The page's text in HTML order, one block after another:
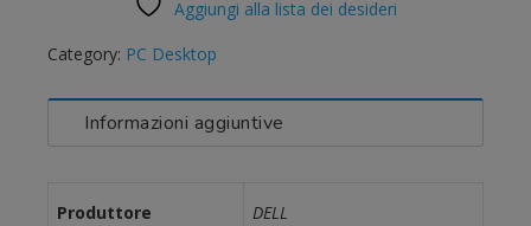
Aggiungi alla lista dei desideri
Category: PC Desktop
Informazioni aggiuntive
Produttore DELL